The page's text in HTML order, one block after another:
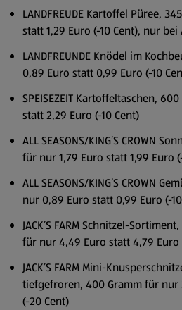
LANDFREUDE Kartoffel Püree,
statt 1,29 Euro (-10 Cent), nur bei
LANDFREUNDE Knödel im
0,89 Euro statt 0,99 Euro (-10
SPEISEZEIT Kartoffeltaschen,
statt 2,29 Euro (-10 Cent)
ALL SEASONS/KING’S CROWN
für nur 1,79 Euro statt 1,99 Euro
ALL SEASONS/KING’S CROWN
nur 0,89 Euro statt 0,99 Euro (-
JACK’S FARM Schnitzel-
für nur 4,49 Euro statt 4,79 Euro
JACK’S FARM Mini-
tiefgefroren, 400 Gramm für nur
(-20 Cent)